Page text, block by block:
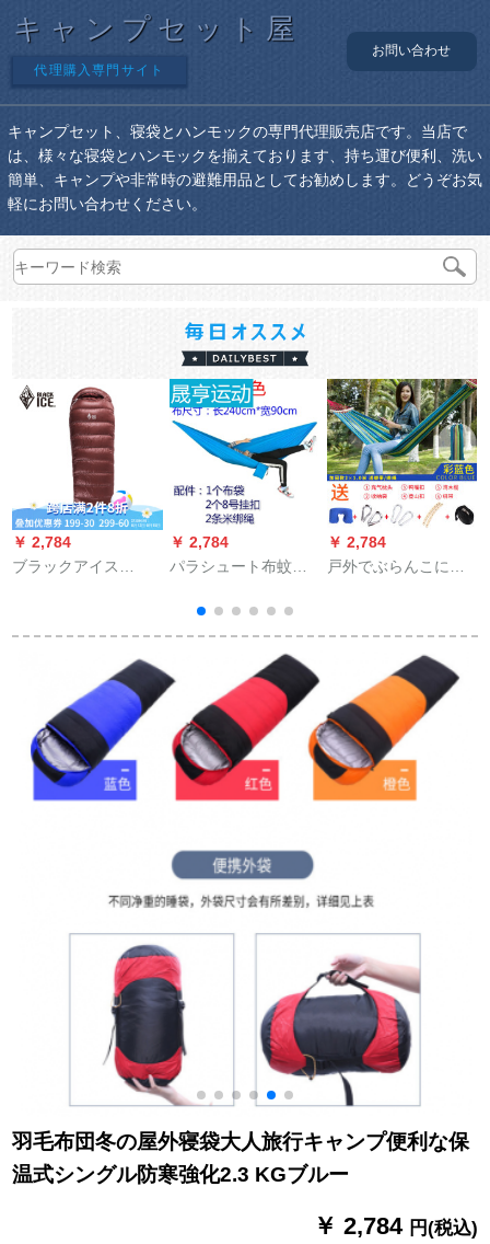
キャンプセット屋
代理購入専門サイト
お問い合わせ
キャンプセット、寝袋とハンモックの専門代理販売店です。当店で
は、様々な寝袋とハンモックを揃えております、持ち運び便利、洗い
簡単、キャンプや非常時の避難用品としてお勧めします。どうぞお気
軽にお問い合わせください。
￥ 2,784
ブラックアイス
ダウンジャケット封
入筒型ビロードキャ
ンプ寝袋新型E 400ブ
ラウンL
￥ 2,784
パラシュート布蚊帐
ウトドア2人携帯学生
寮室外ベッドブラン
コ湖ブルーシングル
湖ブルー3メートルロ
ープ
￥ 2,784
戸外でぶらんこに乗
には、家庭用ロープ
掛けの木ネットベッ
ド吊り椅子の寝床ネ
ットがあります。
羽毛布団冬の屋外寝袋大人旅行キャンプ便利な保
温式シングル防寒強化2.3 KGブルー
￥ 2,784 円(税込)